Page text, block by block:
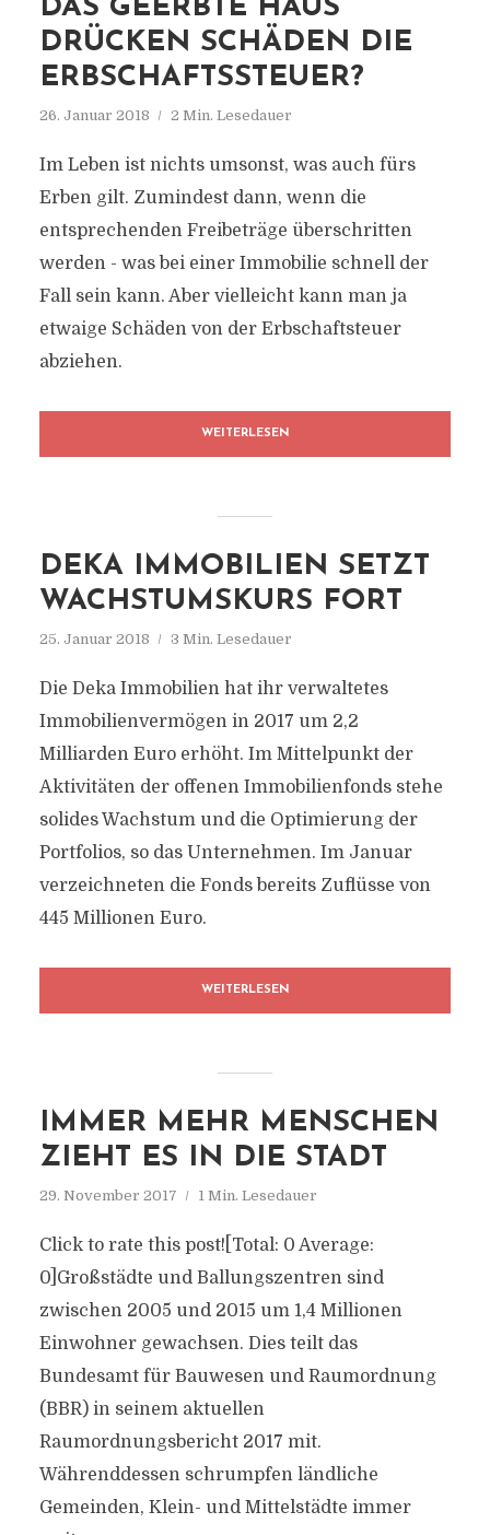
DAS GEERBTE HAUS
DRÜCKEN SCHÄDEN DIE
ERBSCHAFTSSTEUER?
26. Januar 2018 2 Min. Lesedauer
Im Leben ist nichts umsonst, was auch fürs
Erben gilt. Zumindest dann, wenn die
entsprechenden Freibeträge überschritten
werden - was bei einer Immobilie schnell der
Fall sein kann. Aber vielleicht kann man ja
etwaige Schäden von der Erbschaftsteuer
abziehen.
WEITERLESEN
DEKA IMMOBILIEN SETZT
WACHSTUMSKURS FORT
25. Januar 2018 3 Min. Lesedauer
Die Deka Immobilien hat ihr verwaltetes
Immobilienvermögen in 2017 um 2,2
Milliarden Euro erhöht. Im Mittelpunkt der
Aktivitäten der offenen Immobilienfonds stehe
solides Wachstum und die Optimierung der
Portfolios, so das Unternehmen. Im Januar
verzeichneten die Fonds bereits Zuflüsse von
445 Millionen Euro.
WEITERLESEN
IMMER MEHR MENSCHEN
ZIEHT ES IN DIE STADT
29. November 2017 1 Min. Lesedauer
Click to rate this post![Total: 0 Average:
0]Großstädte und Ballungszentren sind
zwischen 2005 und 2015 um 1,4 Millionen
Einwohner gewachsen. Dies teilt das
Bundesamt für Bauwesen und Raumordnung
(BBR) in seinem aktuellen
Raumordnungsbericht 2017 mit.
Währenddessen schrumpfen ländliche
Gemeinden, Klein- und Mittelstädte immer